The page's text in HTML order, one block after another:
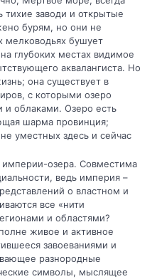
тихие заводи и открытые
бурям, но они не
мелководьях бушует
глубоких местах видимое
аквалангиста. Но
она существует в
с которыми озеро
и облаками. Озеро есть
шарма провинция;
уместных здесь и сейчас
озера. Совместима
ведь империя –
о властном и
все «нити
и областями?
живое и активное
завоеваниями и
разнородные
символы, мыслящее